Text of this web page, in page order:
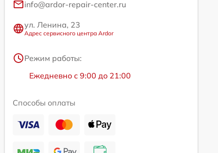
info@ardor-repair-center.ru
ул. Ленина, 23
Адрес сервисного центра Ardor
Режим работы:
Ежедневно с 9:00 до 21:00
Способы оплаты